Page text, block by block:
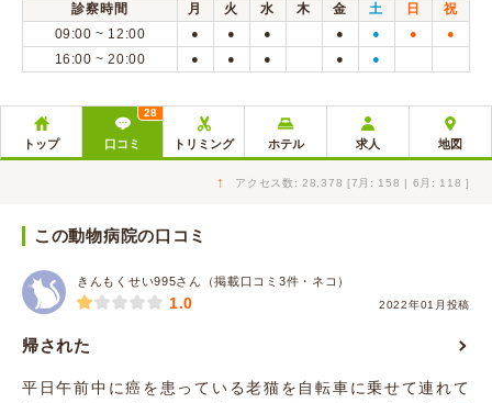
口コミ投稿
診察時間 月 火 水 木 金 土 日
祝
09:00 ~ 12:00
● ● ● ● ● ● ●
16:00 ~ 20:00 ● ● ● ● ●
トップ 口コミ
28
トリミング ホテル 求人 地図
↑ アクセス数: 28,378 [7月: 158 | 6月: 118 ]
この動物病院の口コミ
きんもくせい995さん（掲載口コミ3件・ネコ）
2022年01月投稿
1.0
帰された
平日午前中に癌を患っている老猫を自転車に乗せて連れて